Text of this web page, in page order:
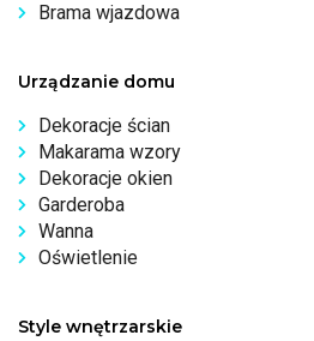
Brama wjazdowa
Urządzanie domu
Dekoracje ścian
Makarama wzory
Dekoracje okien
Garderoba
Wanna
Oświetlenie
Style wnętrzarskie